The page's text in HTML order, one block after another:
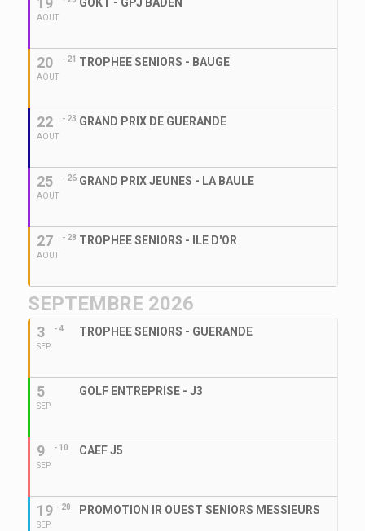
AOUT
20
AOUT
- 21 TROPHEE SENIORS - BAUGE
22
AOUT
- 23 GRAND PRIX DE GUERANDE
25
AOUT
- 26 GRAND PRIX JEUNES - LA BAULE
27
AOUT
- 28 TROPHEE SENIORS - ILE D'OR
SEPTEMBRE 2026
3
SEP
- 4 TROPHEE SENIORS - GUERANDE
5
SEP
GOLF ENTREPRISE - J3
9
SEP
- 10 CAEF J5
19
SEP
- 20 PROMOTION IR OUEST SENIORS MESSIEURS